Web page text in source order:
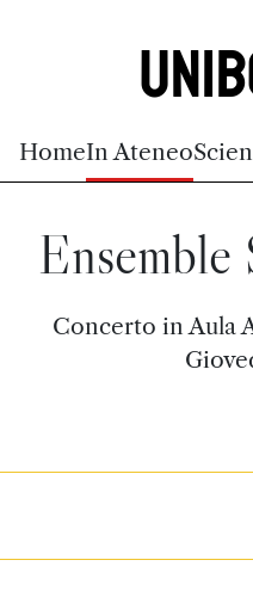
HomeIn Ateneo
Ensemble
Concerto in Aula